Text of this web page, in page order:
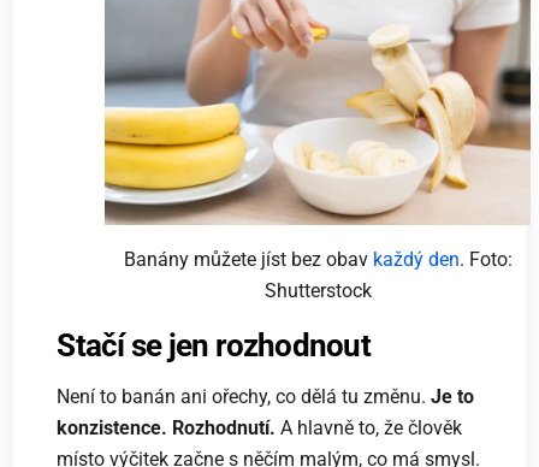
Banány můžete jíst bez obav každý den. Foto:
Shutterstock
Stačí se jen rozhodnout
Není to banán ani ořechy, co dělá tu změnu.Je to
konzistence. Rozhodnutí. A hlavně to, že člověk
místo výčitek začne s něčím malým, co má smysl.